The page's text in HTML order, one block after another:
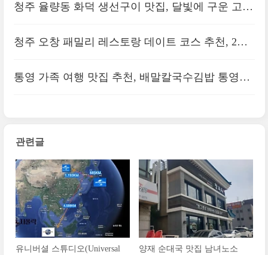
청주 율량동 화덕 생선구이 맛집, 달빛에 구운 고등
청주 오창 패밀리 레스토랑 데이트 코스 추천, 2산
통영 가족 여행 맛집 추천, 배말칼국수김밥 통영루
관련글
유니버셜 스튜디오(Universal
양재 순대국 맛집 남녀노소